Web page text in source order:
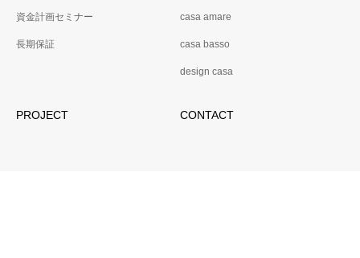
資金計画セミナー
長期保証
casa amare
casa basso
design casa
PROJECT CONTACT